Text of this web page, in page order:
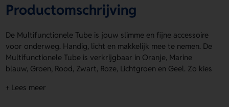
Productomschrijving
De Multifunctionele Tube is jouw slimme en fijne accessoire
voor onderweg. Handig, licht en makkelijk mee te nemen. De
Multifunctionele Tube is verkrijgbaar in Oranje, Marine
blauw, Groen, Rood, Zwart, Roze, Lichtgroen en Geel. Zo kies
drukpositie voor het aanbrengen van een logo, naam of
+ Lees meer